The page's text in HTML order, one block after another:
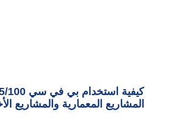
المشاريع المعمارية والمشاريع